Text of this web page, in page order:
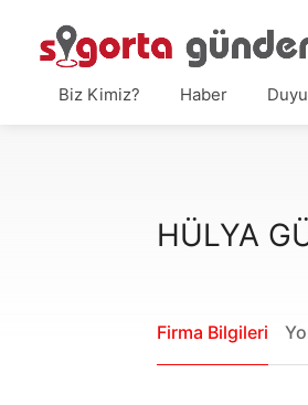
Biz Kimiz? Haber
HÜLYA
Firma Bilgileri